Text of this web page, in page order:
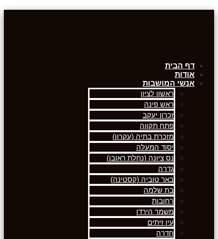
דף הבית
אודות
אנשי המושבות
ראשון לציון
ראש פינה
זכרון יעקב
פתח תקווה
מזכרת בתיה (עקרון)
יסוד המעלה
נס ציונה (נחלת ראובן)
גדרה
באר טוביה (קסטינה)
בת שלמה
רחובות
משמר הירדן
עין זיתים
חדרה